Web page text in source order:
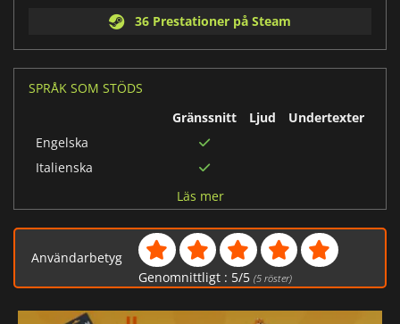
36 Prestationer på Steam
SPRÅK SOM STÖDS
Gränssnitt
Ljud
Undertexter
Engelska
Italienska
portugisiska
Koreanska
Franska
Läs mer
Användarbetyg
Genomnittligt : 5/5 (5röster)